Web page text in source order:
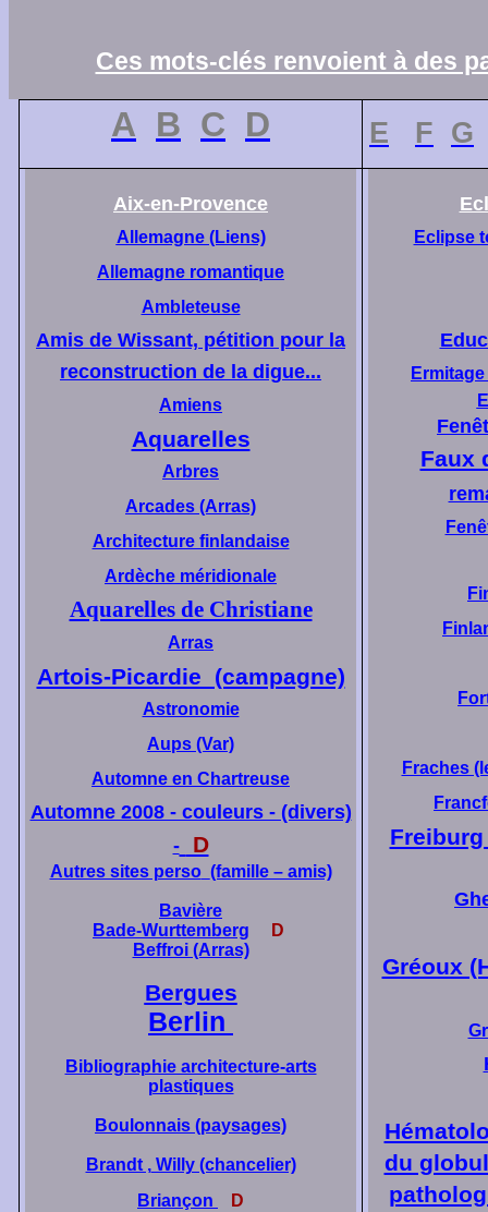
Ces mots-clés renvoient à des
A B C D E F G
Aix-en-Provence
Allemagne (Liens)
Allemagne romantique
Ambleteuse
Amis de Wissant, pétition pour la
reconstruction de la digue...
Amiens
Aquarelles
Arbres
Arcades (Arras)
Architecture finlandaise
Ardèche méridionale
Aquarelles de Christiane
Arras
Artois-Picardie (campagne)
Astronomie
Aups (Var)
Automne en Chartreuse
Automne 2008 - couleurs - (divers)
-
D
Autres sites perso (famille – amis)
Bavière
Bade-Wurttemberg
D
Beffroi (Arras)
Bergues
Berlin
Bibliographie architecture-arts
plastiques
Boulonnais (paysages)
Brandt ,Willy (chancelier)
Briançon
D
Eclipse
Ermitage
Faux
Fraches
Gréoux
du